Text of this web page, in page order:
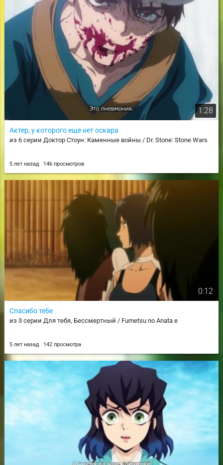
1:28
Актер, у которого еще нет оскара
из 6 серии Доктор Стоун: Каменные войны / Dr. Stone: Stone Wars
5 лет назад 146 просмотров
0:12
Спасибо тебе
из 3 серии Для тебя, Бессмертный / Fumetsu no Anata e
5 лет назад 142 просмотра